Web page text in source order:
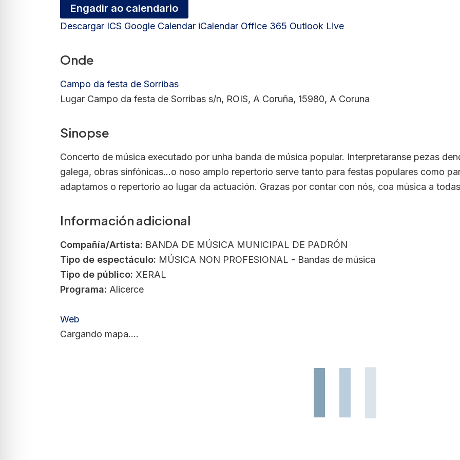
Engadir ao calendario
Descargar ICS Google Calendar iCalendar Office 365 Outlook Live
Onde
Campo da festa de Sorribas
Lugar Campo da festa de Sorribas s/n, ROIS, A Coruña, 15980, A Coruna
Sinopse
Concerto de música executado por unha banda de música popular. Interpretaranse pezas
galega, obras sinfónicas...o noso amplo repertorio serve tanto para festas populares como
adaptamos o repertorio ao lugar da actuación. Grazas por contar con nós, coa música a
Información adicional
Compañía/Artista: BANDA DE MÚSICA MUNICIPAL DE PADRÓN
Tipo de espectáculo: MÚSICA NON PROFESIONAL - Bandas de música
Tipo de público: XERAL
Programa: Alicerce
Web
Cargando mapa....